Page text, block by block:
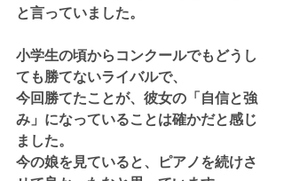
と言っていました。
小学生の頃からコンクールでもどうし
ても勝てないライバルで、
今回勝てたことが、彼女の「自信と強
み」になっていることは確かだと感じ
ました。
今の娘を見ていると、ピアノを続けさ